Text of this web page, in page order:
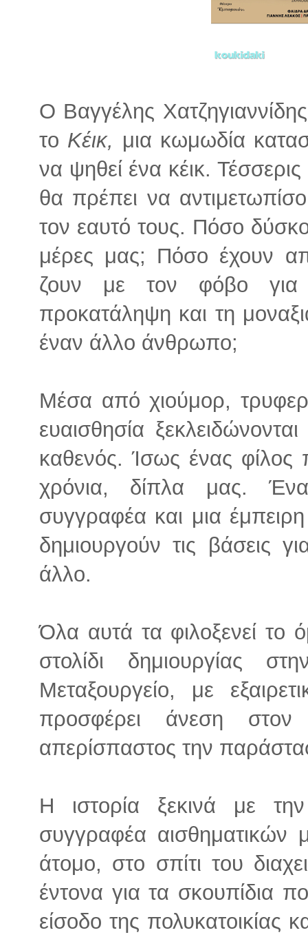
Ο Βαγγέλης
το Κέικ, μια κωμωδία
να ψηθεί ένα κέικ.
θα πρέπει να
τον εαυτό τους. Πόσο
μέρες μας; Πόσο έχουν
ζουν με τον φόβο για
προκατάληψη και τη
έναν άλλο άνθρωπο;
Μέσα από χιούμορ,
ευαισθησία
καθενός. Ίσως ένας φίλος
χρόνια, δίπλα μας.
συγγραφέα και μια
δημιουργούν τις βάσεις
άλλο.
Όλα αυτά τα φιλοξενεί το
στολίδι δημιουργίας
Μεταξουργείο, με
προσφέρει άνεση
απερίσπαστος την
Η ιστορία ξεκινά με
συγγραφέα αισθηματικών
άτομο, στο σπίτι του
έντονα για τα σκουπίδια
είσοδο της πολυκατοικίας